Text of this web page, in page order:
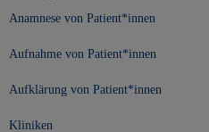
Anamnese von Patient*innen
Aufnahme von Patient*innen
Aufklärung von Patient*innen
Kliniken